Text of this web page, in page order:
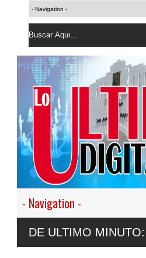
DE ULTIMO MINUTO: